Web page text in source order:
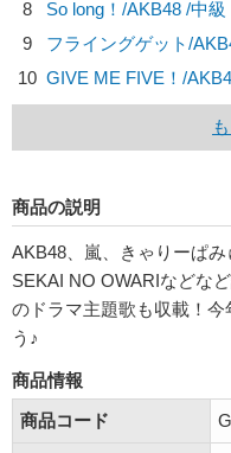
8
So long！/AKB48 /中級
9
フライングゲット/
10 GIVE ME FIVE！/
商品の説明
AKB48、嵐、きゃりーぱみ
SEKAI NO OWARIなどな
のドラマ主題歌も収載！
う♪
商品情報
商品コード